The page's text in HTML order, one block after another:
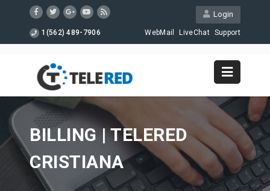
Login
1(562) 489-7906 WebMail LiveChat Support
BILLING | TELERED
CRISTIANA